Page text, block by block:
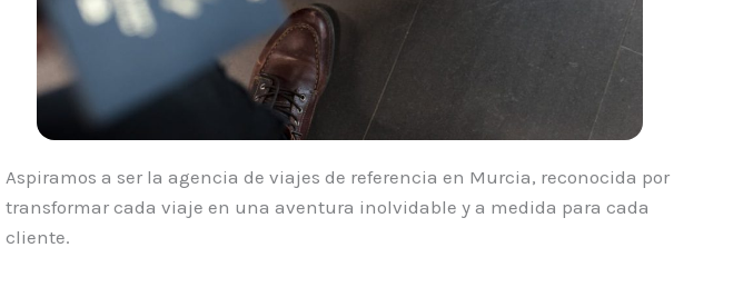
Aspiramos a ser la agencia de viajes de referencia en Murcia, reconocida por
transformar cada viaje en una aventura inolvidable y a medida para cada
cliente.